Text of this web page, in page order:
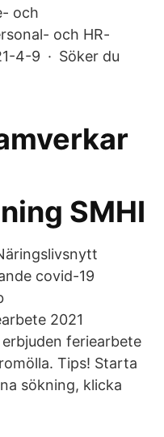
och
och HR-
4-9 · Söker du
SMHI
covid-19
2021
feriearbete
Tips! Starta
sökning, klicka